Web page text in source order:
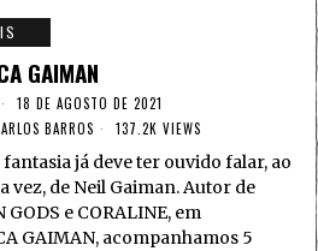
GAIMAN
18 DE AGOSTO DE 2021
BARROS 137.2K VIEWS
já deve ter ouvido falar, ao
vez, de Neil Gaiman. Autor de
GODS e CORALINE, em
GAIMAN, acompanhamos 5